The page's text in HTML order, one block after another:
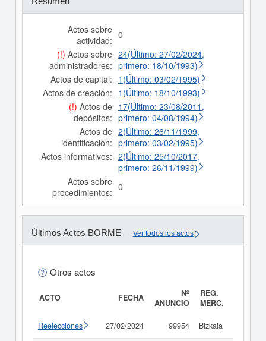
Actos sobre
actividad: 0
(!) Actos sobre
administradores:
24(Último: 27/02/2024,
primero: 18/10/1993)
Actos de capital: 1(Último: 03/02/1995)
Actos de creación: 1(Último: 18/10/1993)
(!) Actos de
depósitos:
17(Último: 23/08/2011,
primero: 04/08/1994)
Actos de
identificación:
2(Último: 26/11/1999,
primero: 03/02/1995)
Actos informativos: 2(Último: 25/10/2017,
primero: 26/11/1999)
Actos sobre
procedimientos: 0
Últimos Actos BORME Ver todos los actos
Otros actos
ACTO FECHA
Nº
ANUNCIO
REG.
MERC.
Reelecciones 27/02/2024 99954 Bizkaia